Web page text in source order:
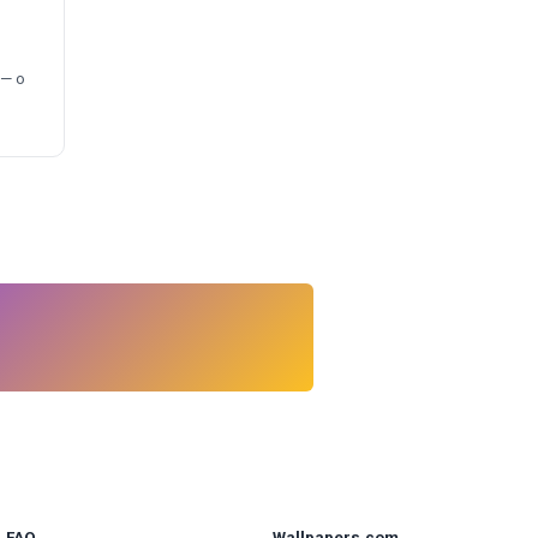
— o